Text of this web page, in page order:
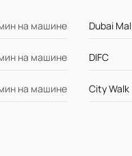
на машине Dubai
на машине DIFC
на машине City Walk